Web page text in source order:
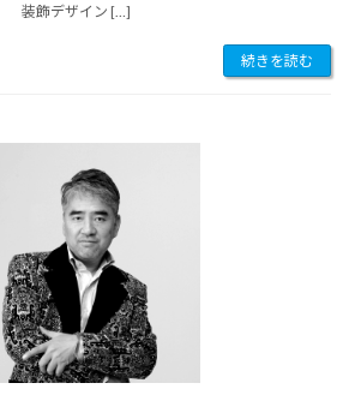
装飾デザイン […]
続きを読む